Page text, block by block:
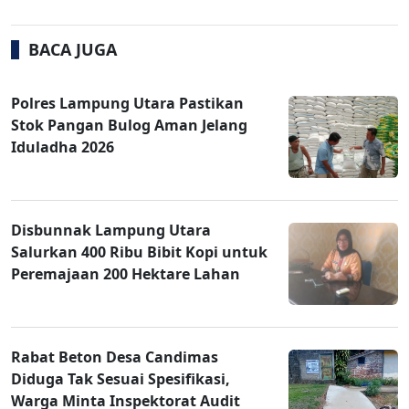
BACA JUGA
Polres Lampung Utara Pastikan
Stok Pangan Bulog Aman Jelang
Iduladha 2026
Disbunnak Lampung Utara
Salurkan 400 Ribu Bibit Kopi untuk
Peremajaan 200 Hektare Lahan
Rabat Beton Desa Candimas
Diduga Tak Sesuai Spesifikasi,
Warga Minta Inspektorat Audit